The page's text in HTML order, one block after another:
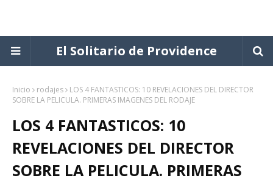
El Solitario de Providence
Inicio rodajes
LOS 4 FANTASTICOS: 10 REVELACIONES DEL DIRECTOR
SOBRE LA PELICULA. PRIMERAS IMAGENES DEL RODAJE
LOS 4 FANTASTICOS: 10
REVELACIONES DEL DIRECTOR
SOBRE LA PELICULA. PRIMERAS